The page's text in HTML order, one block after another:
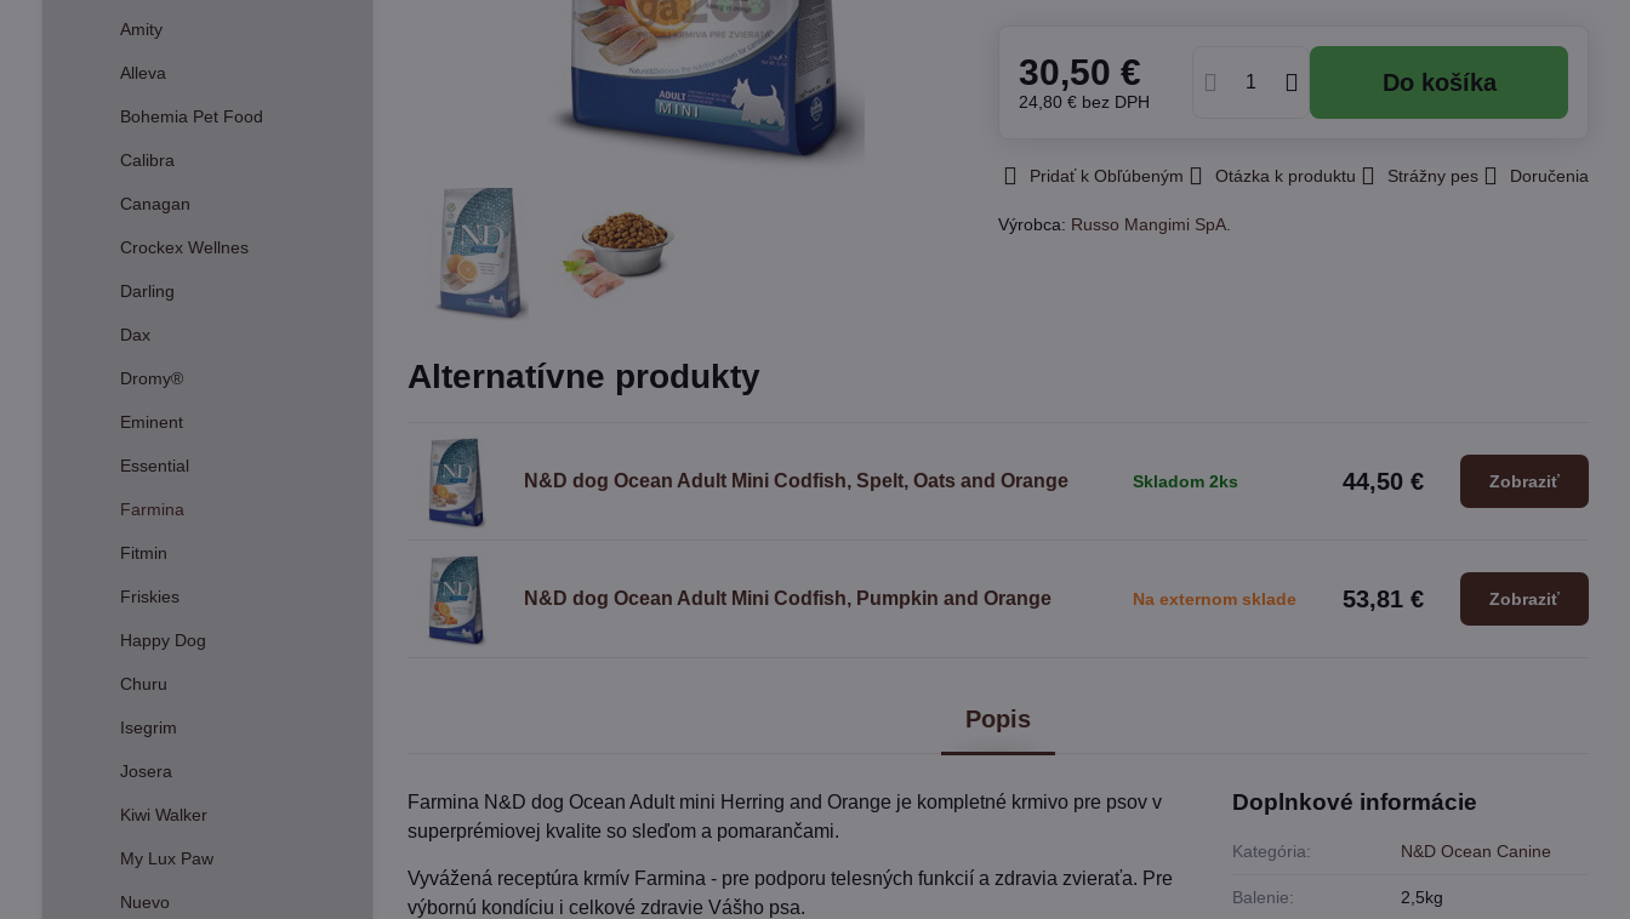
30,50 €
24,80 € bez DPH
Do košíka
Pridať k Obľúbeným Otázka k produktu Strážny pes Doručenia
Výrobca: Russo Mangimi SpA.
Popis
Farmina N&D dog Ocean Adult mini Herring and Orange je kompletné krmivo pre psov v
superprémiovej kvalite so sleďom a pomarančami.
Vyvážená receptúra krmív Farmina - pre podporu telesných funkcií a zdravia zvieraťa. Pre
výbornú kondíciu i celkové zdravie Vášho psa.
Doplnkové informácie
Kategória: N&D Ocean Canine
Balenie: 2,5kg
Alternatívne produkty
N&D dog Ocean Adult Mini Codfish, Spelt, Oats and Orange Skladom 2ks 44,50 € Zobraziť
N&D dog Ocean Adult Mini Codfish, Pumpkin and Orange Na externom sklade 53,81 € Zobraziť
Amity
Alleva
Bohemia Pet Food
Calibra
Canagan
Crockex Wellnes
Darling
Dax
Dromy®
Eminent
Essential
Farmina
Fitmin
Friskies
Happy Dog
Churu
Isegrim
Josera
Kiwi Walker
My Lux Paw
Nuevo